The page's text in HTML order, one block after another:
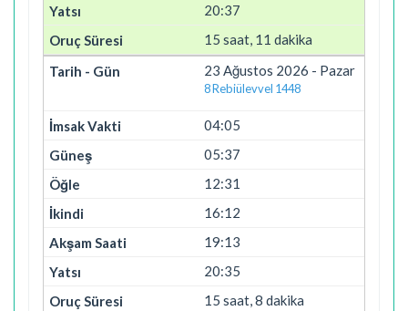
20:37
15 saat, 11 dakika
23 Ağustos 2026 - Pazar
8 Rebiülevvel 1448
04:05
05:37
12:31
16:12
19:13
20:35
15 saat, 8 dakika